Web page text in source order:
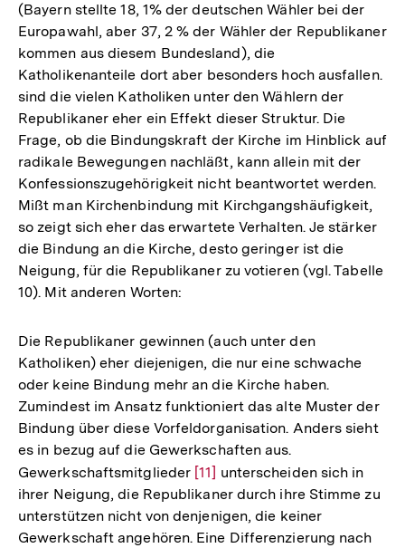
der
Fußnote
(Bayern stellte 18, 1% der deutschen Wähler bei der
Europawahl, aber 37, 2 % der Wähler der Republikaner
kommen aus diesem Bundesland), die
Katholikenanteile dort aber besonders hoch ausfallen.
sind die vielen Katholiken unter den Wählern der
Republikaner eher ein Effekt dieser Struktur. Die
Frage, ob die Bindungskraft der Kirche im Hinblick auf
radikale Bewegungen nachläßt, kann allein mit der
Konfessionszugehörigkeit nicht beantwortet werden.
Mißt man Kirchenbindung mit Kirchgangshäufigkeit,
so zeigt sich eher das erwartete Verhalten. Je stärker
die Bindung an die Kirche, desto geringer ist die
Neigung, für die Republikaner zu votieren (vgl. Tabelle
10). Mit anderen Worten:
Die Republikaner gewinnen (auch unter den
Katholiken) eher diejenigen, die nur eine schwache
oder keine Bindung mehr an die Kirche haben.
Zumindest im Ansatz funktioniert das alte Muster der
Bindung über diese Vorfeldorganisation. Anders sieht
es in bezug auf die Gewerkschaften aus.
Gewerkschaftsmitglieder Zur
Auflösung
der
Fußnote
[11] unterscheiden sich in
ihrer Neigung, die Republikaner durch ihre Stimme zu
unterstützen nicht von denjenigen, die keiner
Gewerkschaft angehören. Eine Differenzierung nach